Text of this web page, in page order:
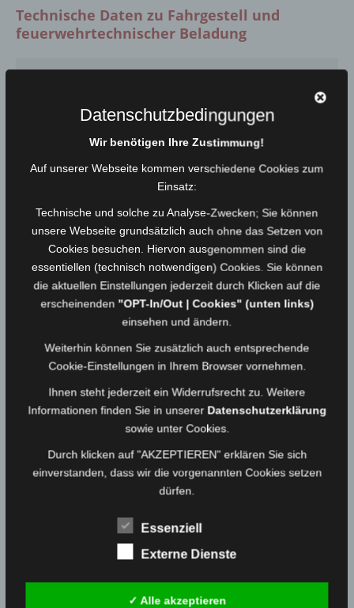
Technische Daten zu Fahrgestell und
feuerwehrtechnischer Beladung
Funkrufname:
Florian Berg 42/1
Besatzung:
1/5
Mercedes Benz 917
Aufbau:
Ziegler
Baujahr:
1996
Motorleistung:
125 KW (=175 PS)
9500 kg
Tankinhalt:
600 Ltr.
Pumpe:
FP 8/8 (800 Ltr./min bei 8 Bar
Datenschutzbedingungen
Wir benötigen Ihre Zustimmung!
Auf unserer Webseite kommen verschiedene Cookies zum
Einsatz:
Technische und solche zu Analyse-Zwecken; Sie können
unsere Webseite grundsätzlich auch ohne das Setzen von
Cookies besuchen. Hiervon ausgenommen sind die
essentiellen (technisch notwendigen) Cookies. Sie können
die aktuellen Einstellungen jederzeit durch Klicken auf die
erscheinenden "OPT-In/Out | Cookies" (unten links)
einsehen und ändern.
Weiterhin können Sie zusätzlich auch entsprechende
Cookie-Einstellungen in Ihrem Browser vornehmen.
Ihnen steht jederzeit ein Widerrufsrecht zu. Weitere
Informationen finden Sie in unserer Datenschutzerklärung
sowie unter Cookies.
Durch klicken auf "AKZEPTIEREN" erklären Sie sich
einverstanden, dass wir die vorgenannten Cookies setzen
dürfen.
Essenziell
Externe Dienste
✓ Alle akzeptieren